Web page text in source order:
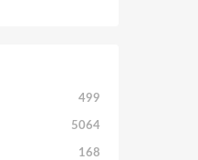
499
5064
168